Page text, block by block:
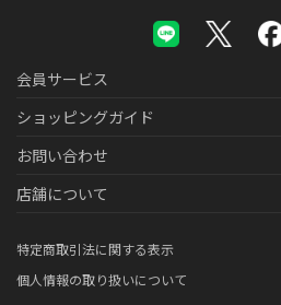
会員サービス
ショッピングガイド
お問い合わせ
店舗について
特定商取引法に関する表示
個人情報の取り扱いについて